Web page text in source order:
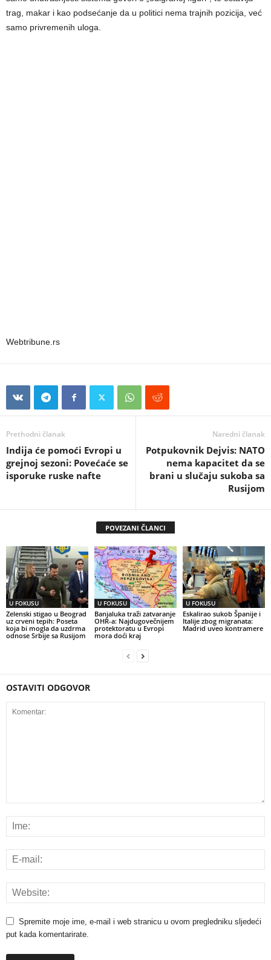
trag, makar i kao podsećanje da u politici nema trajnih pozicija, već
samo privremenih uloga.
Webtribune.rs
Prethodni članak
Indija će pomoći Evropi u
grejnoj sezoni: Povećaće se
isporuke ruske nafte
Naredni članak
Potpukovnik Dejvis: NATO
nema kapacitet da se
brani u slučaju sukoba sa
Rusijom
POVEZANI ČLANCI
U FOKUSU
Zelenski stigao u Beograd
uz crveni tepih: Poseta
koja bi mogla da uzdrma
odnose Srbije sa Rusijom
U FOKUSU
Banjaluka traži zatvaranje
OHR-a: Najdugovečnijem
protektoratu u Evropi
mora doći kraj
U FOKUSU
Eskalirao sukob Španije i
Italije zbog migranata:
Madrid uveo kontramere
OSTAVITI ODGOVOR
Spremite moje ime, e-mail i web stranicu u ovom pregledniku sljedeći
put kada komentarirate.